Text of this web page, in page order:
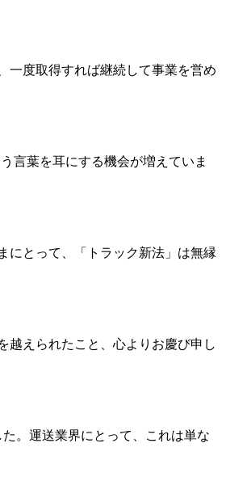
一度取得すれば継続して事業を営め
言葉を耳にする機会が増えていま
にとって、「トラック新法」は無縁
越えられたこと、心よりお慶び申し
。運送業界にとって、これは単な